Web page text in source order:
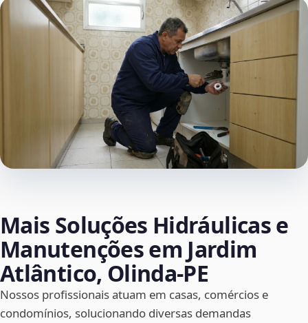
Mais Soluções Hidráulicas e
Manutenções em Jardim
Atlântico, Olinda‑PE
Nossos profissionais atuam em casas, comércios e
condomínios, solucionando diversas demandas